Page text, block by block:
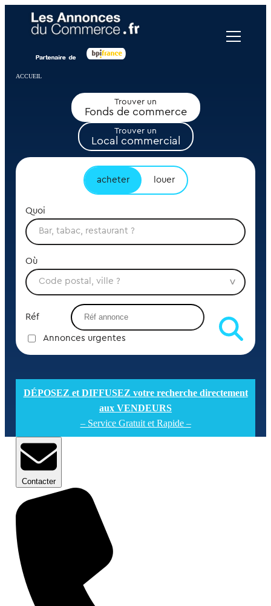
ACCUEIL
Trouver un
Fonds de commerce
Trouver un
Local commercial
acheter louer
Quoi
Où
Réf
Annonces urgentes
DÉPOSEZ et DIFFUSEZ votre recherche directement
aux VENDEURS
– Service Gratuit et Rapide –
Contacter
Panneau de gestion des cookies